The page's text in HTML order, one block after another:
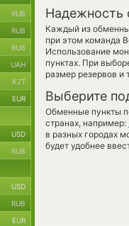
Надежность
Каждый из
при этом команда
Использование
пунктах. При
размер резервов и
Выберите
Обменные пункты
странах, например:
в разных городах
будет удобнее
RUB
RUB
RUB
UAH
KZT
EUR
USD
RUB
USD
RUB
EUR